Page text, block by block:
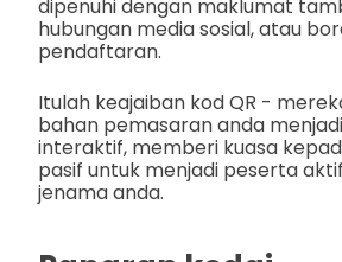
dipenuhi dengan maklumat
hubungan media sosial, atau
pendaftaran.
Itulah keajaiban kod QR -
bahan pemasaran anda
interaktif, memberi kuasa
pasif untuk menjadi peserta
jenama anda.